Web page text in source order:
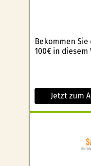
Bekommen
100€ in diesem
Jetzt zum